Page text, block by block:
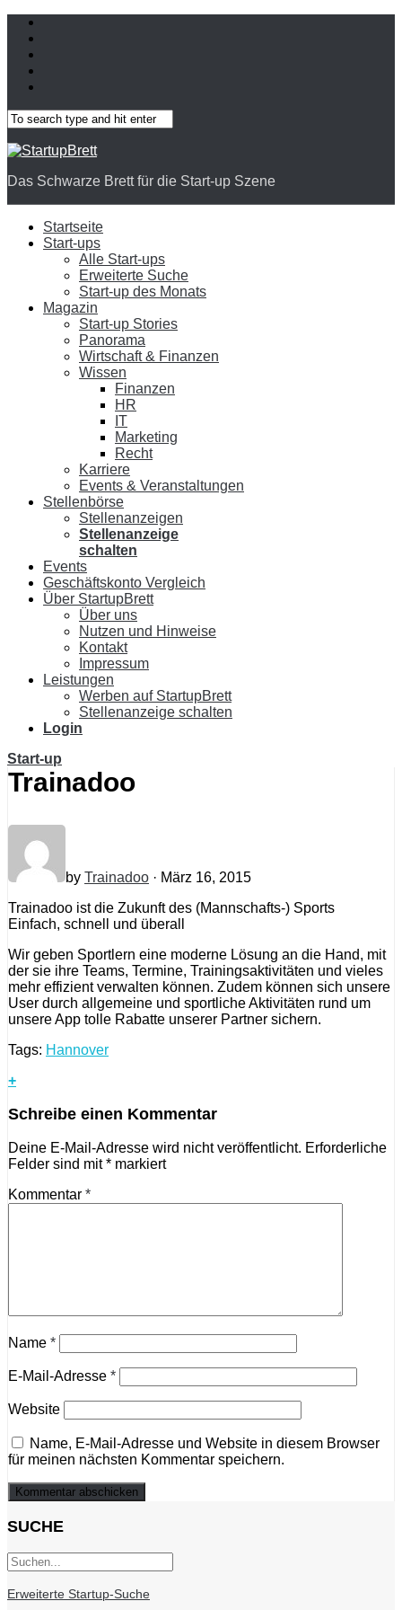
Das Schwarze Brett für die Start-up Szene
Startseite
Start-ups
Alle Start-ups
Erweiterte Suche
Start-up des Monats
Magazin
Start-up Stories
Panorama
Wirtschaft & Finanzen
Wissen
Finanzen
HR
IT
Marketing
Recht
Karriere
Events & Veranstaltungen
Stellenbörse
Stellenanzeigen
Stellenanzeige
schalten
Events
Geschäftskonto Vergleich
Über StartupBrett
Über uns
Nutzen und Hinweise
Kontakt
Impressum
Leistungen
Werben auf StartupBrett
Stellenanzeige schalten
Login
Start-up
Trainadoo
by Trainadoo · März 16, 2015
Trainadoo ist die Zukunft des (Mannschafts-) Sports
Einfach, schnell und überall
Wir geben Sportlern eine moderne Lösung an die Hand, mit
der sie ihre Teams, Termine, Trainingsaktivitäten und vieles
mehr effizient verwalten können. Zudem können sich unsere
User durch allgemeine und sportliche Aktivitäten rund um
unsere App tolle Rabatte unserer Partner sichern.
Tags: Hannover
+
Schreibe einen Kommentar
Deine E-Mail-Adresse wird nicht veröffentlicht. Erforderliche
Felder sind mit* markiert
Kommentar *
Name *
E-Mail-Adresse *
Website
Name, E-Mail-Adresse und Website in diesem Browser
für meinen nächsten Kommentar speichern.
SUCHE
Erweiterte Startup-Suche